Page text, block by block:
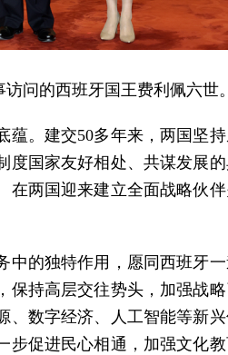
问的西班牙国王费利佩六世。
。建交50多年来，两国坚
国家友好相处、共谋发展
两国迎来建立全面战略伙
的独特作用，愿同西班牙
持高层交往势头，加强战
数字经济、人工智能等新
促进民心相通，加强文化